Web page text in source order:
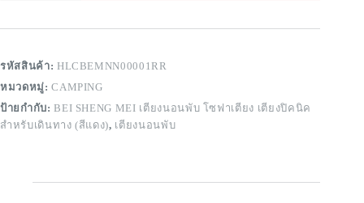
รหัสสินค้า: HLCBEMNN00001RR
หมวดหมู่:CAMPING
ป้ายกำกับ:BEI SHENG MEI เตียงนอนพับ โซฟาเตียง เตียงปิคนิค
สำหรับเดินทาง (สีแดง), เตียงนอนพับ